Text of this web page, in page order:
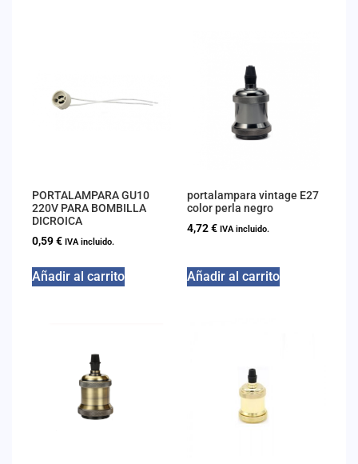
PORTALAMPARA GU10
220V PARA BOMBILLA
DICROICA
0,59€ IVA incluido.
Añadir al carrito
portalampara vintage E27
color perla negro
4,72€ IVA incluido.
Añadir al carrito